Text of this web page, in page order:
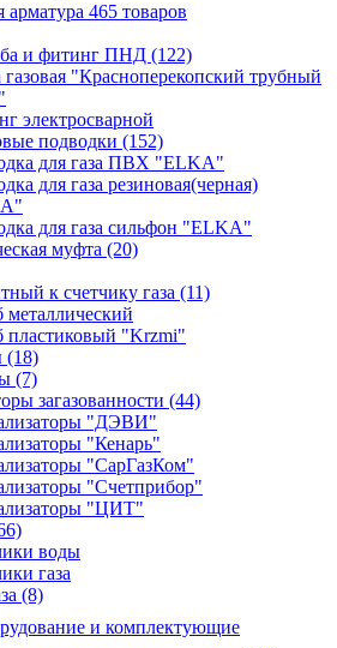
465 товаров
и фитинг ПНД (122)
газовая "Красноперекопский трубный
электросварной
подводки (152)
для газа ПВХ "ELKA"
для газа резиновая(черная)
для газа сильфон "ELKA"
муфта (20)
к счетчику газа (11)
металлический
пластиковый "Krzmi"
(18)
(7)
загазованности (44)
"ДЭВИ"
"Кенарь"
"СарГазКом"
"Счетприбор"
"ЦИТ"
воды
газа
(8)
и комплектующие